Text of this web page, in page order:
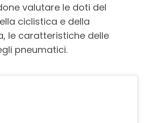
valutare le doti del
ciclistica e della
le caratteristiche delle
pneumatici.